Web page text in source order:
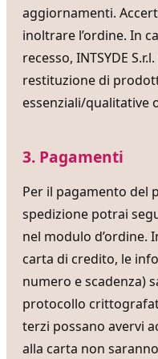
aggiornamenti.
inoltrare l’ordine. In
recesso, INTSYDE
restituzione di
essenziali/qualitative
3. Pagamenti
Per il pagamento del
spedizione potrai
nel modulo d’ordine.
carta di credito, le
numero e scadenza)
protocollo
terzi possano avervi
alla carta non